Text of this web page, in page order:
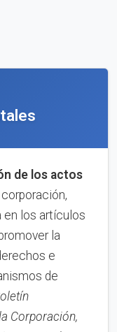
de los actos
en los artículos
la
e
de
Corporación,